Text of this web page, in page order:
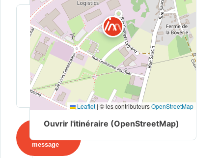
message
Leaflet | © les contributeursOpenStreetMap
Ouvrir l'itinéraire (OpenStreetMap)